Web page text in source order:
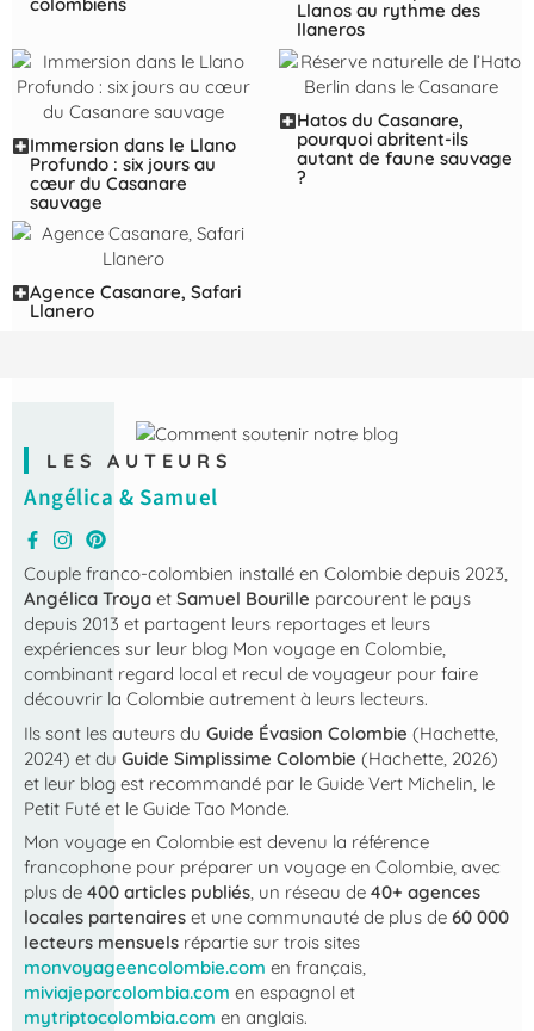
Llanos au rythme des
llaneros
Immersion dans le Llano
Profundo : six jours au
cœur du Casanare
sauvage
Hatos du Casanare,
pourquoi abritent-ils
autant de faune sauvage
?
Agence Casanare, Safari
Llanero
LES AUTEURS
Angélica & Samuel
Couple franco-colombien installé en Colombie depuis 2023,
Angélica Troya et Samuel Bourille parcourent le pays
depuis 2013 et partagent leurs reportages et leurs
expériences sur leur blog Mon voyage en Colombie,
combinant regard local et recul de voyageur pour faire
découvrir la Colombie autrement à leurs lecteurs.
Ils sont les auteurs du Guide Évasion Colombie (Hachette,
2024) et du Guide Simplissime Colombie (Hachette, 2026)
et leur blog est recommandé par le Guide Vert Michelin, le
Petit Futé et le Guide Tao Monde.
Mon voyage en Colombie est devenu la référence
francophone pour préparer un voyage en Colombie, avec
plus de 400 articles publiés, un réseau de 40+ agences
locales partenaires et une communauté de plus de 60 000
lecteurs mensuels répartie sur trois sites
monvoyageencolombie.com en français,
miviajeporcolombia.com en espagnol et
mytriptocolombia.com en anglais.